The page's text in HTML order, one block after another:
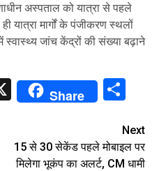
अस्पताल को यात्रा से पहले
यात्रा मार्गों के पंजीकरण स्थलों
स्वास्थ्य जांच केंद्रों की संख्या बढ़ाने
X Share
Next
15 से 30 सेकेंड पहले मोबाइल पर
मिलेगा भूकंप का अलर्ट, CM धामी